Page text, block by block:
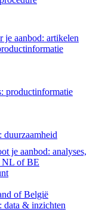
je aanbod: artikelen
productinformatie
duurzaamheid
je aanbod: analyses,
NL of BE
of België
data & inzichten